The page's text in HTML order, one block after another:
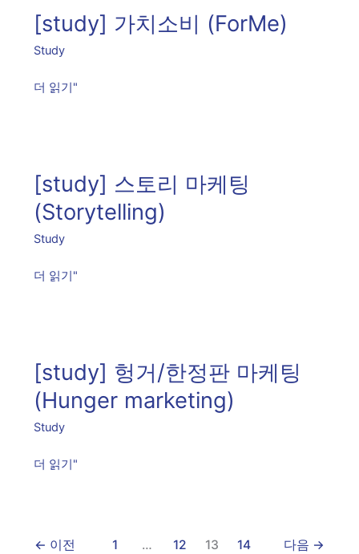
[study] 가치소비 (ForMe)
Study
치
소
(ForMe)
더 읽기"
[study] 스토리 마케팅
(Storytelling)
Study
토
리
마
팅
더 읽기"
[study] 헝거/한정판 마케팅
(Hunger marketing)
Study
거/
한
정
마
marketing)
더 읽기"
← 이전 1 … 12 13 14 다음 →